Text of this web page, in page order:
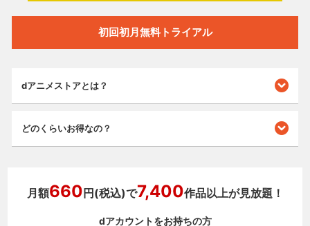
初回初月無料トライアル
dアニメストアとは？
どのくらいお得なの？
月額660 円(税込)で7,400作品以上が見放題！
dアカウントをお持ちの方